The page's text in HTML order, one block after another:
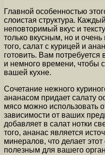
Главной особенностью
слоистая структура.
неповторимый вкус и
только вкусным, но и
того, салат с курицей и
готовить. Вам потребуется
и немного времени, чтобы
вашей кухне.
Сочетание нежного
ананасом придает салату
мясо можно использовать
зависимости от ваших
добавляет в салат нотки
того, ананас является
минералов, что делает
полезным для вашего